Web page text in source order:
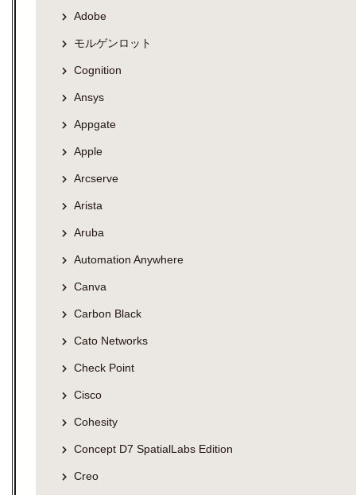
Adobe
モルゲンロット
Cognition
Ansys
Appgate
Apple
Arcserve
Arista
Aruba
Automation Anywhere
Canva
Carbon Black
Cato Networks
Check Point
Cisco
Cohesity
Concept D7 SpatialLabs Edition
Creo